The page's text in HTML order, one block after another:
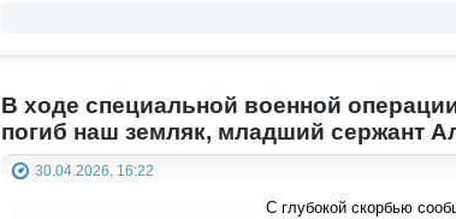
В ходе специальной военной
погиб наш земляк, младший сержант
30.04.2026, 16:22
С глубокой скорбью